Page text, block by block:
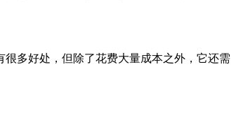
多好处，但除了花费大量成本之外，它还需